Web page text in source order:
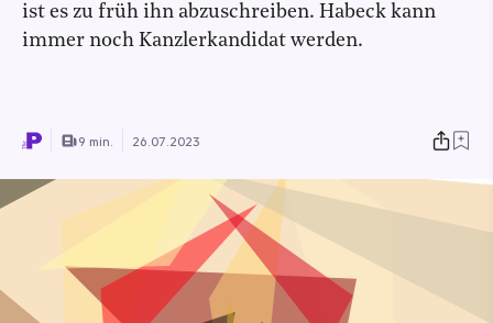
ist es zu früh ihn abzuschreiben. Habeck kann
immer noch Kanzlerkandidat werden.
9 min. 26.07.2023